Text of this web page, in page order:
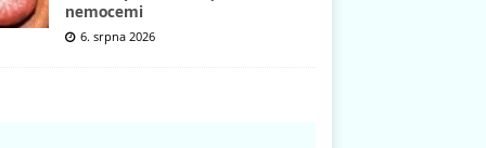
nemocemi
6. srpna 2026